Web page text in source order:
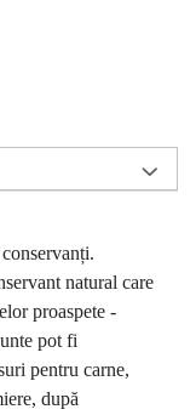
natural care
proaspete -
pot fi
pentru carne,
după